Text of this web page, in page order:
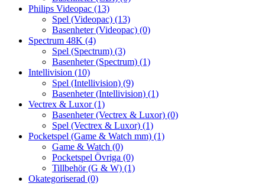
Philips Videopac (13)
Spel (Videopac) (13)
Basenheter (Videopac) (0)
Spectrum 48K (4)
Spel (Spectrum) (3)
Basenheter (Spectrum) (1)
Intellivision (10)
Spel (Intellivision) (9)
Basenheter (Intellivision) (1)
Vectrex & Luxor(1)
Basenheter (Vectrex & Luxor) (0)
Spel (Vectrex & Luxor) (1)
Pocketspel (Game & Watch mm) (1)
Game & Watch (0)
Pocketspel Övriga (0)
Tillbehör (G & W) (1)
Okategoriserad (0)